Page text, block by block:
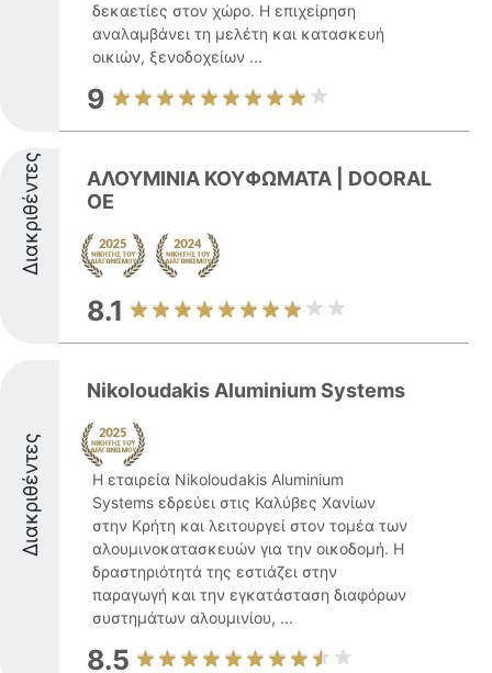
δεκαετίες στον χώρο. Η επιχείρηση
αναλαμβάνει τη μελέτη και κατασκευή
οικιών, ξενοδοχείων ...
9
Διακριθέντες
ΑΛΟΥΜΙΝΙΑ ΚΟΥΦΩΜΑΤΑ | DOORAL
OE
8.1
Διακριθέντες
Nikoloudakis Aluminium Systems
Η εταιρεία Nikoloudakis Aluminium
Systems εδρεύει στις Καλύβες Χανίων
στην Κρήτη και λειτουργεί στον τομέα των
αλουμινοκατασκευών για την οικοδομή. Η
δραστηριότητά της εστιάζει στην
παραγωγή και την εγκατάσταση διαφόρων
συστημάτων αλουμινίου, ...
8.5